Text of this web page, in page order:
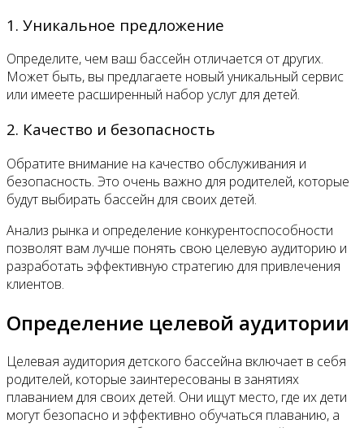
1. Уникальное предложение
Определите, чем ваш бассейн отличается от других.
Может быть, вы предлагаете новый уникальный сервис
или имеете расширенный набор услуг для детей.
2. Качество и безопасность
Обратите внимание на качество обслуживания и
безопасность. Это очень важно для родителей, которые
будут выбирать бассейн для своих детей.
Анализ рынка и определение конкурентоспособности
позволят вам лучше понять свою целевую аудиторию и
разработать эффективную стратегию для привлечения
клиентов.
Определение целевой аудитории
Целевая аудитория детского бассейна включает в себя
родителей, которые заинтересованы в занятиях
плаванием для своих детей. Они ищут место, где их дети
могут безопасно и эффективно обучаться плаванию, а